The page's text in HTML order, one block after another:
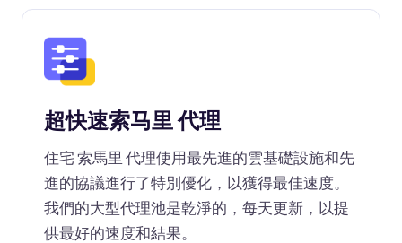
超快速索马里 代理
住宅 索馬里 代理使用最先進的雲基礎設施和先
進的協議進行了特別優化，以獲得最佳速度。
我們的大型代理池是乾淨的，每天更新，以提
供最好的速度和結果。